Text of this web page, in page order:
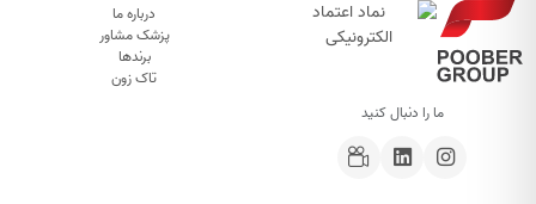
ما را دنبال کنید
درباره ما
پزشک مشاور
برندها
تاک زون